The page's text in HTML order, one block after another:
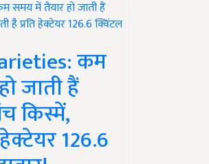
कम
जाती हैं
किस्में,
126.6